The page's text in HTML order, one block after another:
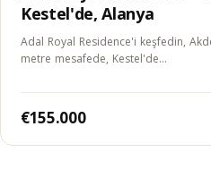
Kestel'de, Alanya
Adal Royal Residence'i keşfedin,
metre mesafede, Kestel'de…
€155.000